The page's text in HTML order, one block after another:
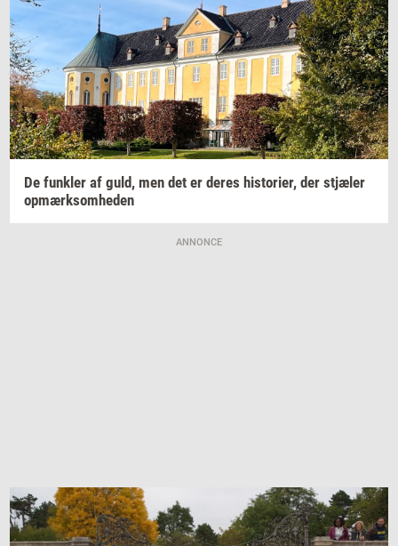
De funk­ler af guld, men det er deres hi­sto­ri­er, der stjæ­ler
op­mærk­som­he­den
ANNONCE